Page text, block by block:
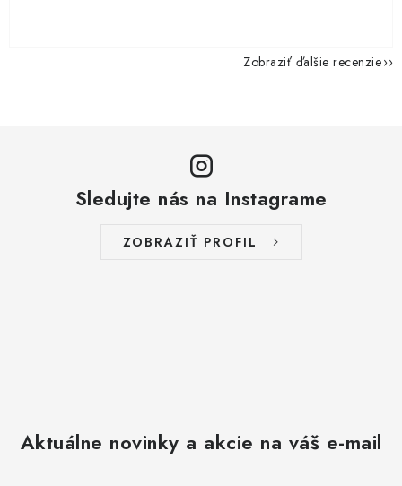
Zobraziť ďalšie recenzie
Sledujte nás na Instagrame
ZOBRAZIŤ PROFIL
Aktuálne novinky a akcie na váš e-mail